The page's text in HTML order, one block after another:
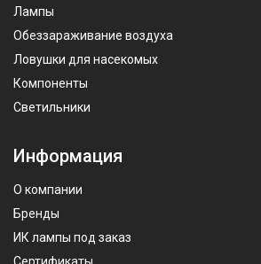
Лампы
Обеззараживание воздуха
Ловушки для насекомых
Компоненты
Светильники
Информация
О компании
Бренды
ИК лампы под заказ
Сертификаты